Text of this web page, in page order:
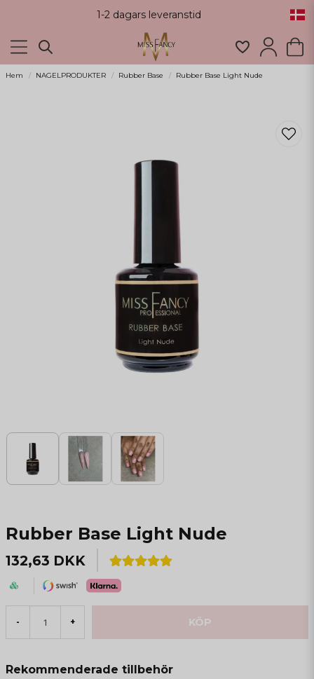
1-2 dagars leveranstid
Hem NAGELPRODUKTER Rubber Base Rubber Base Light Nude
Rubber Base Light Nude
132,63 DKK
- + KÖP
Rekommenderade tillbehör